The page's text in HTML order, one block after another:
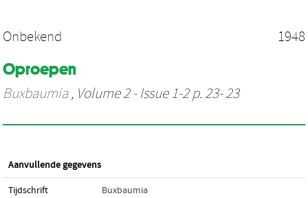
Onbekend 1948
Oproepen
Buxbaumia, Volume 2 - Issue 1-2 p. 23- 23
Aanvullende gegevens
Tijdschrift Buxbaumia